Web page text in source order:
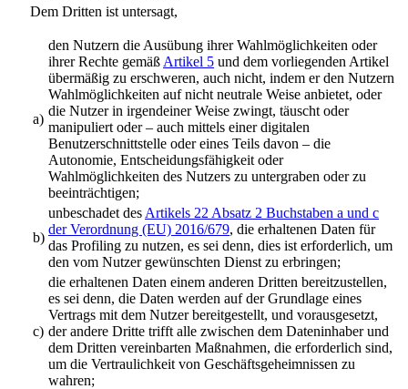
Dem Dritten ist untersagt,
a)
den Nutzern die Ausübung ihrer Wahlmöglichkeiten oder
ihrer Rechte gemäß Artikel 5 und dem vorliegenden Artikel
übermäßig zu erschweren, auch nicht, indem er den Nutzern
Wahlmöglichkeiten auf nicht neutrale Weise anbietet, oder
die Nutzer in irgendeiner Weise zwingt, täuscht oder
manipuliert oder – auch mittels einer digitalen
Benutzerschnittstelle oder eines Teils davon – die
Autonomie, Entscheidungsfähigkeit oder
Wahlmöglichkeiten des Nutzers zu untergraben oder zu
beeinträchtigen;
b)
unbeschadet des Artikels 22 Absatz 2 Buchstaben a und c
der Verordnung (EU) 2016/679, die erhaltenen Daten für
das Profiling zu nutzen, es sei denn, dies ist erforderlich, um
den vom Nutzer gewünschten Dienst zu erbringen;
c)
die erhaltenen Daten einem anderen Dritten bereitzustellen,
es sei denn, die Daten werden auf der Grundlage eines
Vertrags mit dem Nutzer bereitgestellt, und vorausgesetzt,
der andere Dritte trifft alle zwischen dem Dateninhaber und
dem Dritten vereinbarten Maßnahmen, die erforderlich sind,
um die Vertraulichkeit von Geschäftsgeheimnissen zu
wahren;